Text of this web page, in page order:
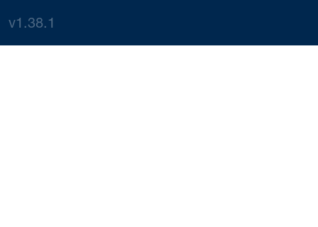
v1.38.1